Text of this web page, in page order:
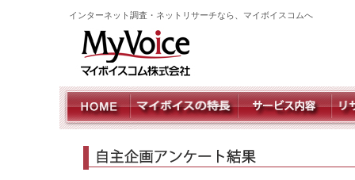
インターネット調査・ネットリサーチなら、マイボイスコムへ